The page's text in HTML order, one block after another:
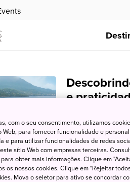
e
29 de Março de
Desde que
recordes em
deslumbrantes
com o seu consentimento, utilizamos
Web, para fornecer funcionalidade e
e para utilizar funcionalidades de redes
sítio Web com empresas terceiras.
obter mais informações. Clique em
os nossos cookies. Clique em "Rejeitar
Mova o seletor para ativo se concordar